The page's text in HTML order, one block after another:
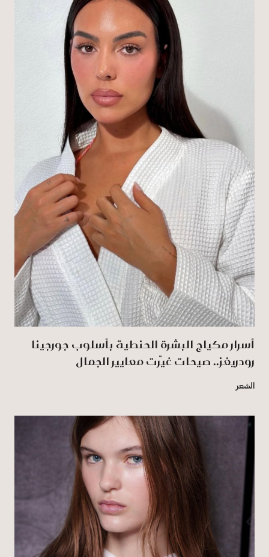
أسرار مكياج البشرة الحنطية بأسلوب جورجينا
رودريغز.. صيحات غيّرت معايير الجمال
الشعر